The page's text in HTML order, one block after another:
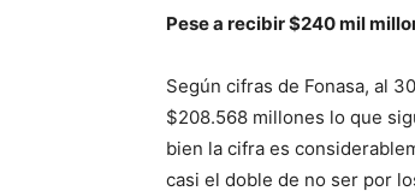
Pese a recibir $240 mil
Según cifras de Fonasa, al
$208.568 millones lo que
bien la cifra es
casi el doble de no ser por